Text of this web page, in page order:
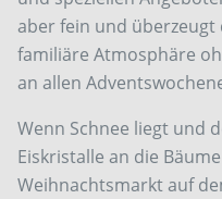
aber fein und
familiäre Atmosphäre
an allen
Wenn Schnee liegt und
Eiskristalle an die
Weihnachtsmarkt auf